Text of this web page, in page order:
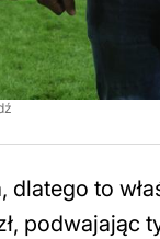
to
podwajając